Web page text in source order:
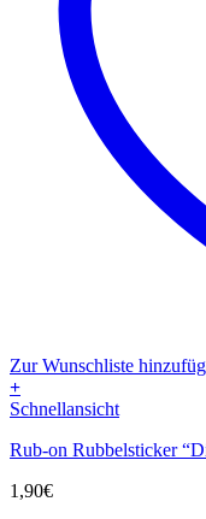
Zur Wunschliste
+
Schnellansicht
Rub-on Rubbelsticker
1,90€